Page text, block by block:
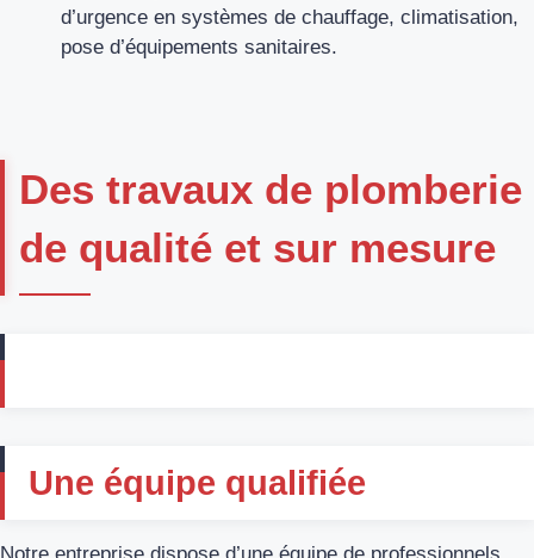
d’urgence en systèmes de chauffage, climatisation,
pose d’équipements sanitaires.
Des travaux de plomberie
de qualité et sur mesure
Une équipe qualifiée